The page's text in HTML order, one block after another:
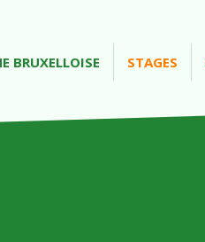
BRUXELLOISE STAGES